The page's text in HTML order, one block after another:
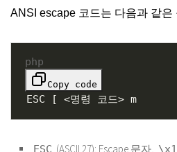
ANSI escape 코드는 다음과 같은
php
Copy code
ESC [ <명령 코드> m
ESC (ASCII 27): Escape 문자,